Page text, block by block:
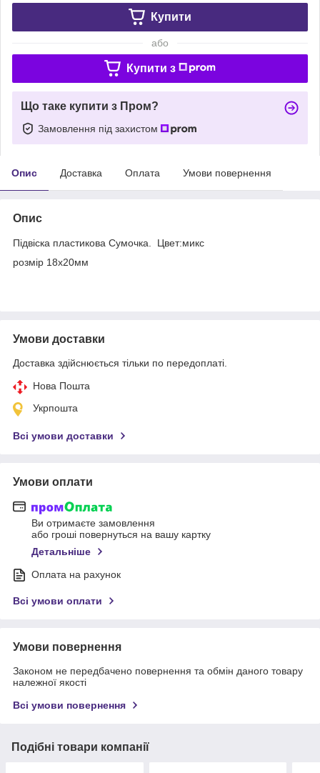
Купити
або
Купити з
Що таке купити з Пром?
Замовлення під захистом
Опис Доставка Оплата Умови повернення
Опис
Підвіска пластикова Сумочка. Цвет:микс
розмір 18х20мм
Умови доставки
Доставка здійснюється тільки по передоплаті.
Нова Пошта
Укрпошта
Всі умови доставки
Умови оплати
Ви отримаєте замовлення
або гроші повернуться на вашу картку
Детальніше
Оплата на рахунок
Всі умови оплати
Умови повернення
Законом не передбачено повернення та обмін даного товару
належної якості
Всі умови повернення
Подібні товари компанії